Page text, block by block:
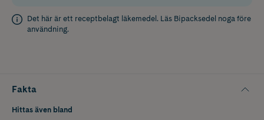
Det här är ett receptbelagt läkemedel. Läs Bipacksedel noga före
användning.
Fakta
Hittas även bland